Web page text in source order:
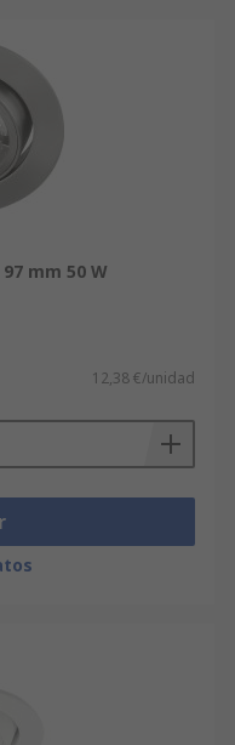
mm 50 W
12,38 €/unidad